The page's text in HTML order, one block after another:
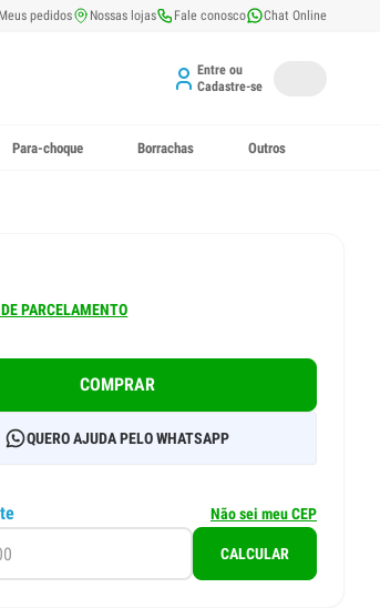
Meus pedidos Nossas lojas Fale conosco Chat Online
Entre ou
Cadastre-se
Para-choque Borrachas Outros
PARCELAMENTO
COMPRAR
QUERO AJUDA PELO WHATSAPP
Não sei meu CEP
CALCULAR